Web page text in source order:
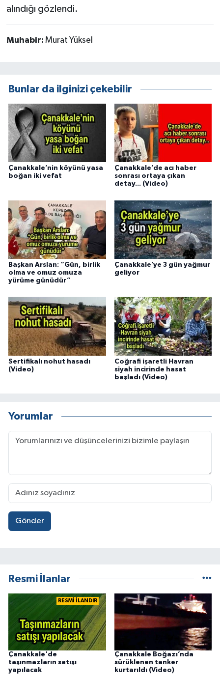
alındığı gözlendi.
Muhabir: Murat Yüksel
Bunlar da ilginizi çekebilir
Çanakkale’nin köyünü yasa
boğan iki vefat
Çanakkale’de acı haber
sonrası ortaya çıkan
detay... (Video)
Başkan Arslan: “Gün, birlik
olma ve omuz omuza
yürüme günüdür”
Çanakkale’ye 3 gün yağmur
geliyor
Sertifikalı nohut hasadı
(Video)
Coğrafi işaretli Havran
siyah incirinde hasat
başladı (Video)
Yorumlar
Gönder
Resmi İlanlar
RESMİ İLANDIR
Çanakkale'de
taşınmazların satışı
yapılacak
Çanakkale Boğazı’nda
sürüklenen tanker
kurtarıldı (Video)